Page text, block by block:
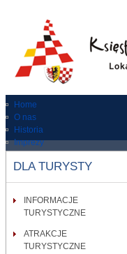
Home
O nas
Historia
Imprezy
Zabytki
RODO
Wypożycz rower
DLA TURYSTY
INFORMACJE
TURYSTYCZNE
ATRAKCJE
TURYSTYCZNE